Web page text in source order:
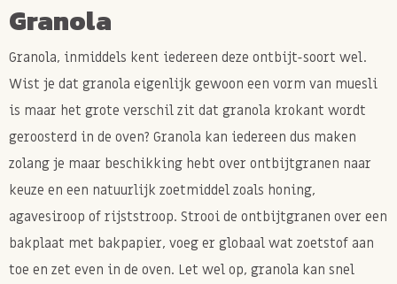
Granola
Granola, inmiddels kent iedereen deze ontbijt-soort wel.
Wist je dat granola eigenlijk gewoon een vorm van muesli
is maar het grote verschil zit dat granola krokant wordt
geroosterd in de oven? Granola kan iedereen dus maken
zolang je maar beschikking hebt over ontbijtgranen naar
keuze en een natuurlijk zoetmiddel zoals honing,
agavesiroop of rijststroop. Strooi de ontbijtgranen over een
bakplaat met bakpapier, voeg er globaal wat zoetstof aan
toe en zet even in de oven. Let wel op, granola kan snel